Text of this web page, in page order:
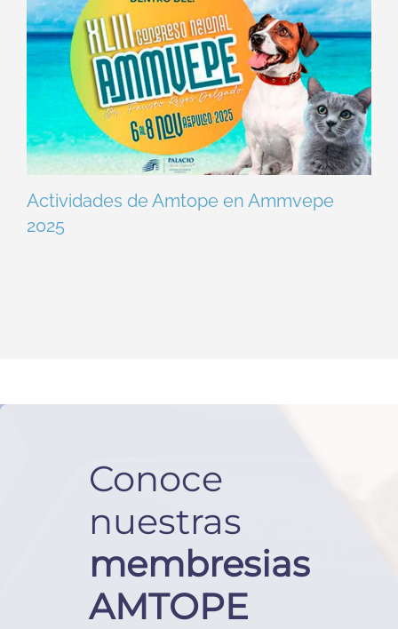
Actividades de Amtope en Ammvepe
2025
Conoce
nuestras
membresias
AMTOPE